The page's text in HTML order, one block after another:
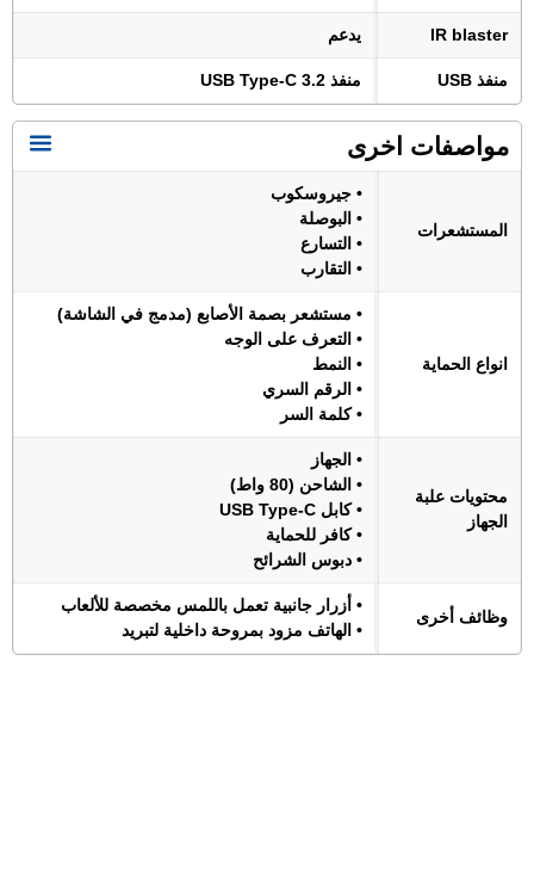
IR blaster يدعم
منفذ USB منفذ USB Type-C 3.2
مواصفات اخرى
المستشعرات
• جيروسكوب
• البوصلة
• التسارع
• التقارب
انواع الحماية
• مستشعر بصمة الأصابع (مدمج في الشاشة)
• التعرف على الوجه
• النمط
• الرقم السري
• كلمة السر
محتويات علبة
الجهاز
• الجهاز
• الشاحن (80 واط)
• كابل USB Type-C
• كافر للحماية
• دبوس الشرائح
وظائف أخرى
• أزرار جانبية تعمل باللمس مخصصة للألعاب
• الهاتف مزود بمروحة داخلية لتبريد